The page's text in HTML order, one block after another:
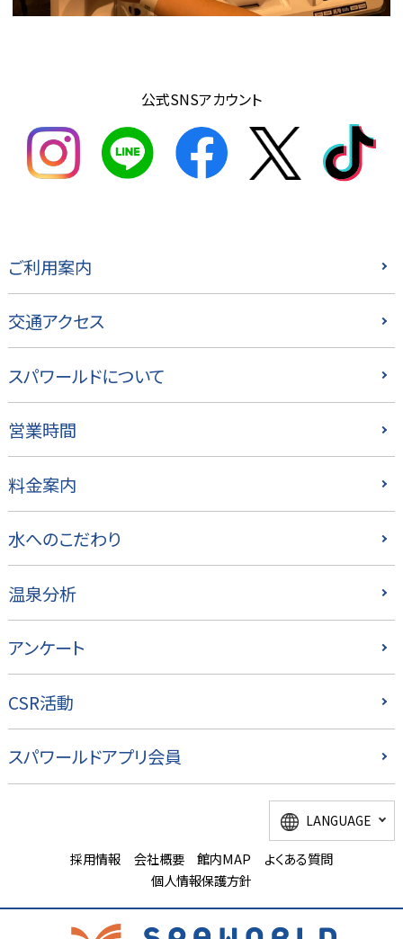
公式SNSアカウント
ご利用案内
交通アクセス
スパワールドについて
営業時間
料金案内
水へのこだわり
温泉分析
スパワールドアプリ会員
CSR活動
アンケート
採用情報 会社概要 館内MAP
よくある質問
個人情報保護方針
LANGUAGE